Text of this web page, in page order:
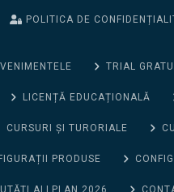
POLITICA DE
TRIAL
LICENȚĂ EDUCAȚIONALĂ
CURSURI ȘI TURORIALE
PRODUSE
ALLPLAN 2026